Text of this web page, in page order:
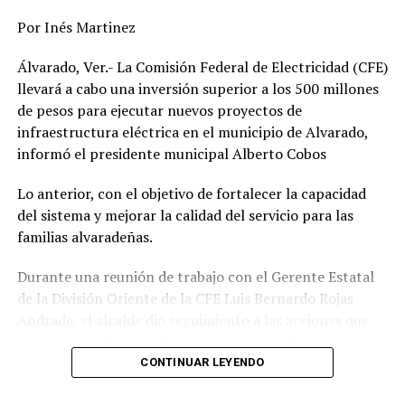
Por Inés Martinez
Álvarado, Ver.- La Comisión Federal de Electricidad (CFE)
llevará a cabo una inversión superior a los 500 millones
de pesos para ejecutar nuevos proyectos de
infraestructura eléctrica en el municipio de Alvarado,
informó el presidente municipal Alberto Cobos
Lo anterior, con el objetivo de fortalecer la capacidad
del sistema y mejorar la calidad del servicio para las
familias alvaradeñas.
Durante una reunión de trabajo con el Gerente Estatal
de la División Oriente de la CFE Luis Bernardo Rojas
comunidades, colonias y la zona centro de la
CONTINUAR LEYENDO